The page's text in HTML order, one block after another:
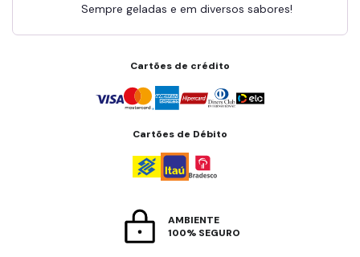
Sempre geladas e em diversos sabores!
Cartões de crédito
Cartões de Débito
AMBIENTE
100% SEGURO